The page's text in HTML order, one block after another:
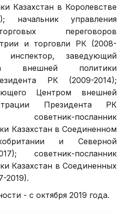
Казахстан в Королевстве
начальник управления
переговоров
и торговли РК (2008-
инспектор, заведующий
внешней политики
РК (2009-2014);
Центром внешней
Президента РК
советник-посланник
Казахстан в Соединенном
и Северной
советник-посланник
Казахстан в Соединенных
2019).
- с октября 2019 года.